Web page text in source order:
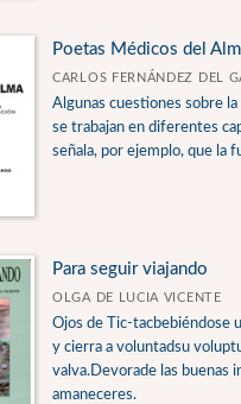
Poetas Médicos del
CARLOS FERNÁNDEZ DEL
Algunas cuestiones sobre la
se trabajan en diferentes
señala, por ejemplo, que la
Para seguir viajando
OLGA DE LUCIA VICENTE
Ojos de Tic-tacbebiéndose
y cierra a voluntadsu
valva.Devorade las buenas
amaneceres.